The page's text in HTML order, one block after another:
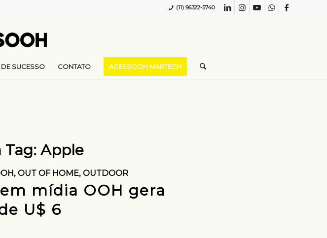
(11) 96322-5740
DE SUCESSO CONTATO ACESSOOH MARTECH
Tag: Apple
, OUT OF HOME, OUTDOOR
mídia OOH gera
U$ 6